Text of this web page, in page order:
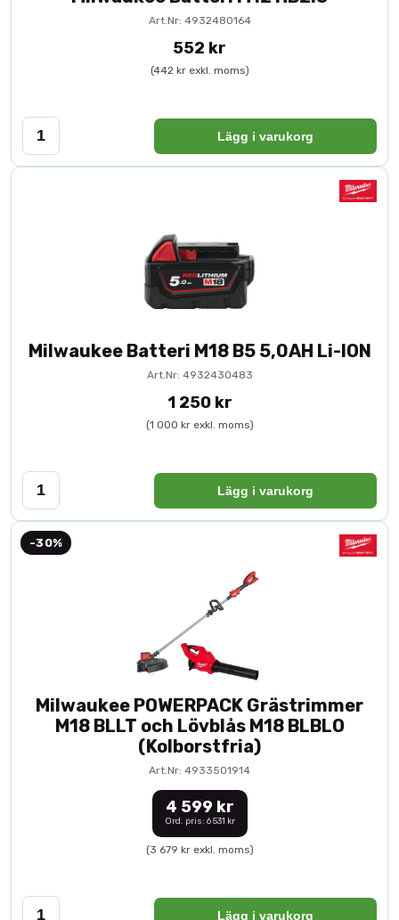
Art.Nr: 4932480164
552 kr
(442 kr exkl. moms)
Lägg i varukorg
Milwaukee Batteri M18 B5 5,0AH Li-ION
Art.Nr: 4932430483
1 250 kr
(1 000 kr exkl. moms)
Lägg i varukorg
-30%
Milwaukee POWERPACK Grästrimmer
M18 BLLT och Lövblås M18 BLBLO
(Kolborstfria)
Art.Nr: 4933501914
4 599 kr
Ord. pris: 6 531 kr
(3 679 kr exkl. moms)
Lägg i varukorg